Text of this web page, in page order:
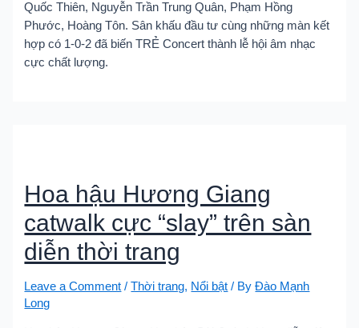
Quốc Thiên, Nguyễn Trần Trung Quân, Phạm Hồng
Phước, Hoàng Tôn. Sân khấu đầu tư cùng những màn kết
hợp có 1-0-2 đã biến TRẺ Concert thành lễ hội âm nhạc
cực chất lượng.
Hoa hậu Hương Giang
catwalk cực “slay” trên sàn
diễn thời trang
Leave a Comment /Thời trang, Nổi bật / ByĐào Mạnh
Long